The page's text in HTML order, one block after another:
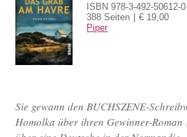
ISBN 978-3-492-50612-0
388 Seiten
€ 19,00
Piper
Sie gewann den BUCHSZENE-
Homolka über ihren Gewinner-